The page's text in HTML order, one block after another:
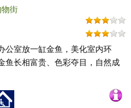
物街
公室放一缸金鱼，美化室内环
鱼长相富贵、色彩夺目，自然成